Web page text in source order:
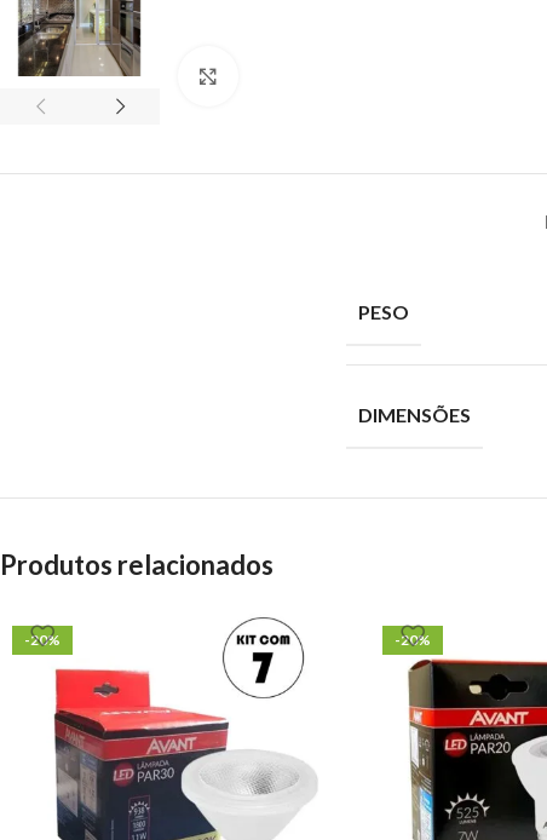
PESO
DIMENSÕES
Produtos relacionados
-20% -20%